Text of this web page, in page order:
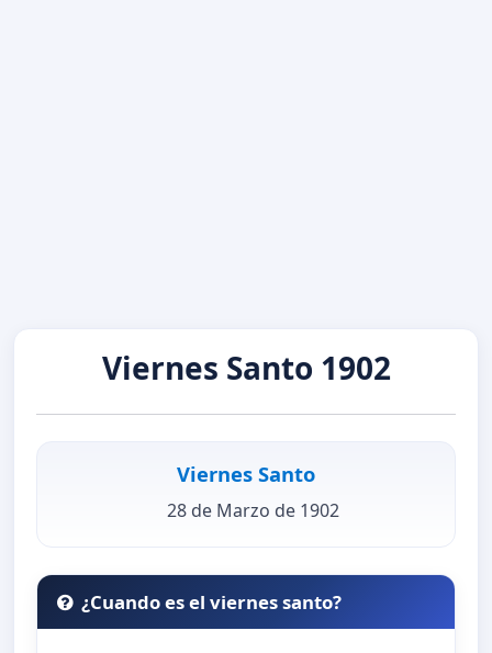
Viernes Santo 1902
Viernes Santo
28 de Marzo de 1902
¿Cuando es el viernes santo?